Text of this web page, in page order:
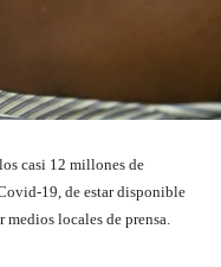
casi 12 millones de
19, de estar disponible
medios locales de prensa.